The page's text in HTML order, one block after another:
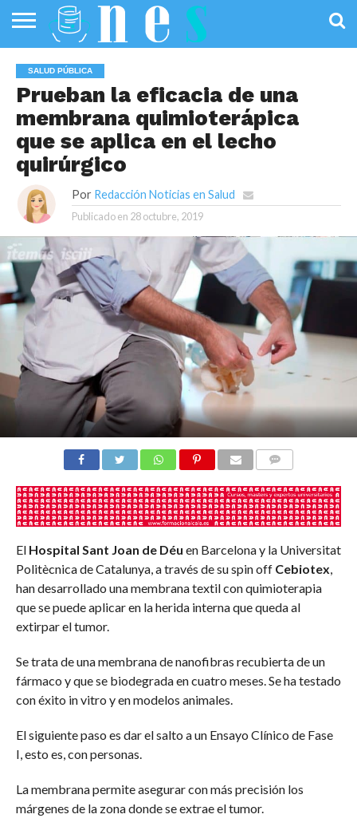
PÚBLICA
SANIDAD
INVESTIGACIÓN
ENTREVISTAS
PROFESIONALES
DE LA SALUD
INFOGRAFÍAS
DE SALUD
OPINIÓN
SALUD PÚBLICA
Prueban la eficacia de una
membrana quimioterápica
que se aplica en el lecho
quirúrgico
Por Redacción Noticias en Salud
Publicado en 28 octubre, 2019
El Hospital Sant Joan de Déu en Barcelona y la Universitat
Politècnica de Catalunya, a través de su spin off Cebiotex
han desarrollado una membrana textil con quimioterapia
que se puede aplicar en la herida interna que queda al
extirpar el tumor.
Se trata de una membrana de nanofibras recubierta de un
fármaco y que se biodegrada en cuatro meses. Se ha testado
con éxito in vitro y en modelos animales.
El siguiente paso es dar el salto a un Ensayo Clínico de Fase
I, esto es, con personas.
La membrana permite asegurar con más precisión los
márgenes de la zona donde se extrae el tumor.